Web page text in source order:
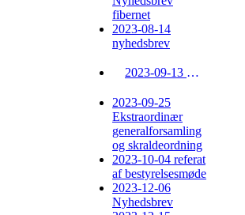
fibernet
2023-08-14
nyhedsbrev
2023-09-13 indkaldelse til ekstraordinær generalforsamling og nyhedsbrev
2023-09-25
Ekstraordinær
generalforsamling
og skraldeordning
2023-10-04 referat
af bestyrelsesmøde
2023-12-06
Nyhedsbrev